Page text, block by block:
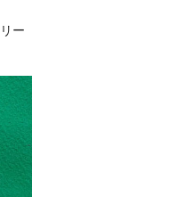
ー